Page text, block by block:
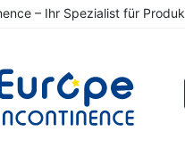
– Ihr Spezialist für